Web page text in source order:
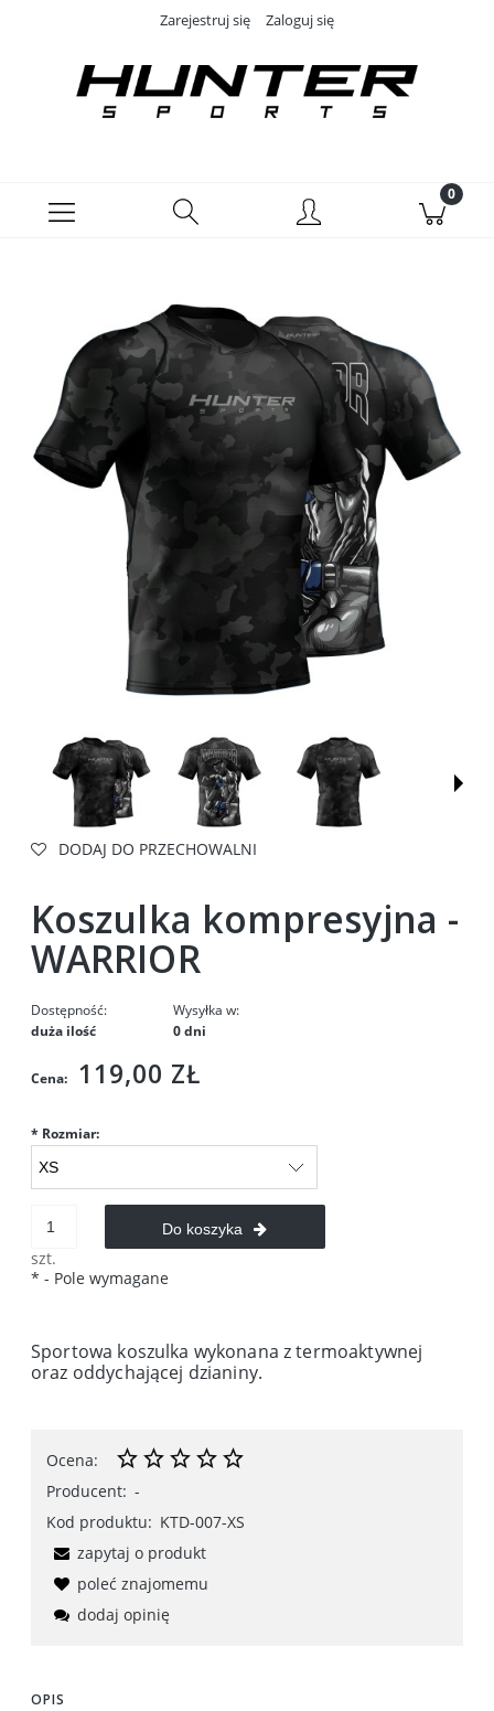
Zarejestruj się Zaloguj się
DODAJ DO PRZECHOWALNI
Koszulka kompresyjna -
WARRIOR
Dostępność:
duża ilość
Wysyłka w:
0 dni
Cena: 119,00 ZŁ
* Rozmiar:
szt.
Do koszyka
* - Pole wymagane
Sportowa koszulka wykonana z termoaktywnej
oraz oddychającej dzianiny.
Ocena:
Producent: -
Kod produktu: KTD-007-XS
zapytaj o produkt
poleć znajomemu
dodaj opinię
OPIS